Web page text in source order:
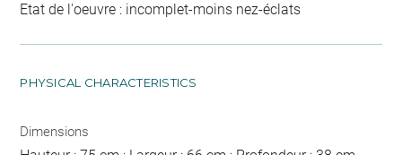
Etat de l'oeuvre : incomplet-moins nez-éclats
PHYSICAL CHARACTERISTICS
Dimensions